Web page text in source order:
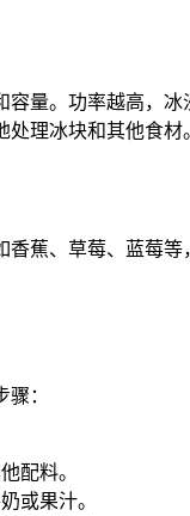
量。功率越高，
理冰块和其他食材
蕉、草莓、蓝莓
：
配料。
或果汁。